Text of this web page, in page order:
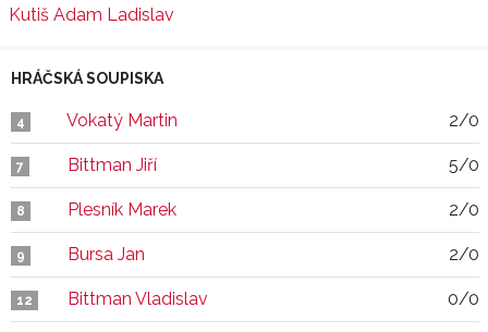
Kutiš Adam Ladislav
HRÁČSKÁ SOUPISKA
4 Vokatý Martin 2/0
7 Bittman Jiří 5/0
8 Plesník Marek 2/0
9 Bursa Jan 2/0
12 Bittman Vladislav 0/0